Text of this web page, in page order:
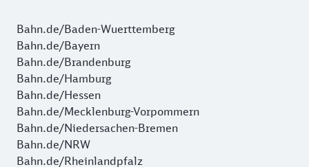
Bahn.de/Baden-Wuerttemberg
Bahn.de/Bayern
Bahn.de/Brandenburg
Bahn.de/Hamburg
Bahn.de/Hessen
Bahn.de/Mecklenburg-Vorpommern
Bahn.de/Niedersachen-Bremen
Bahn.de/NRW
Bahn.de/Rheinlandpfalz